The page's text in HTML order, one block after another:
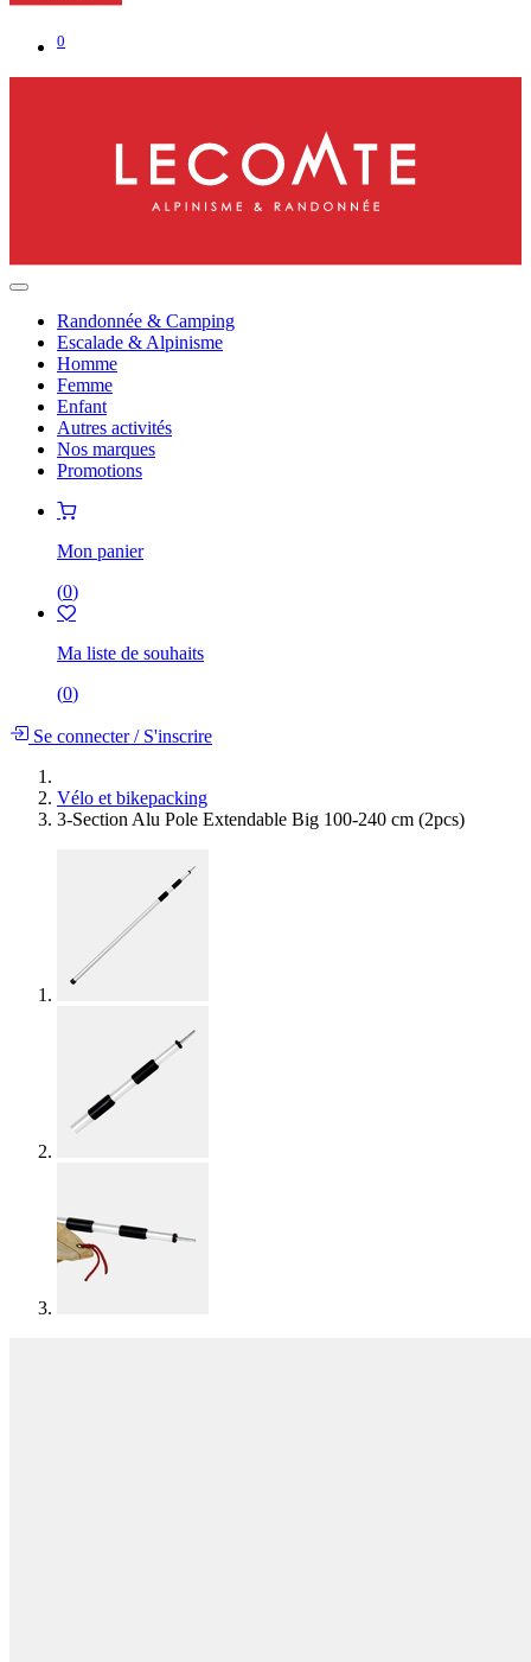
0
Randonnée & Camping
Escalade & Alpinisme
Homme
Femme
Enfant
Autres activités
Nos marques
Promotions
Mon panier
(0)
Ma liste de souhaits
(0)
Se connecter/S'inscrire
Vélo et bikepacking
3-Section Alu Pole Extendable Big 100-240 cm (2pcs)